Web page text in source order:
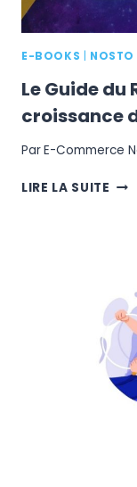
E-BOOKS NOSTO
Le Guide
croissance
ParE-Commerce
LIRE LA SUITE LE
SA